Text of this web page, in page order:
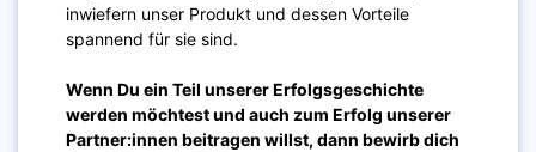
inwiefern unser Produkt und dessen Vorteile
spannend für sie sind.
Wenn Du ein Teil unserer Erfolgsgeschichte
werden möchtest und auch zum Erfolg unserer
Partner:innen beitragen willst, dann bewirb dich